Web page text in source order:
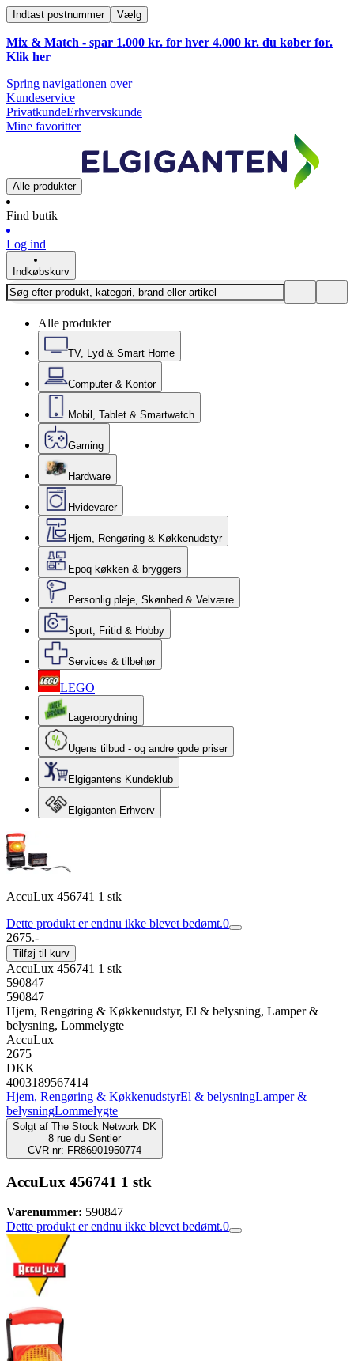
Indtast postnummer Vælg
Mix & Match - spar 1.000 kr. for hver 4.000 kr. du køber for.
Klik her
Spring navigationen over
Kundeservice
PrivatkundeErhvervskunde
Mine favoritter
Alle produkter
Find butik
Log ind
Indkøbskurv
Alle produkter
TV, Lyd & Smart Home
Computer & Kontor
Mobil, Tablet & Smartwatch
Gaming
Hardware
Hvidevarer
Hjem, Rengøring & Køkkenudstyr
Epoq køkken & bryggers
Personlig pleje, Skønhed & Velvære
Sport, Fritid & Hobby
Services & tilbehør
LEGO
Lageroprydning
Ugens tilbud - og andre gode priser
Elgigantens Kundeklub
Elgiganten Erhverv
AccuLux 456741 1 stk
Dette produkt er endnu ikke blevet bedømt.0
2675.-
Tilføj til kurv
AccuLux 456741 1 stk
590847
590847
Hjem, Rengøring & Køkkenudstyr, El & belysning, Lamper &
belysning, Lommelygte
AccuLux
2675
DKK
4003189567414
Hjem, Rengøring & KøkkenudstyrEl & belysningLamper &
belysningLommelygte
Solgt af The Stock Network DK
8 rue du Sentier
CVR-nr: FR86901950774
AccuLux 456741 1 stk
Varenummer: 590847
Dette produkt er endnu ikke blevet bedømt.0